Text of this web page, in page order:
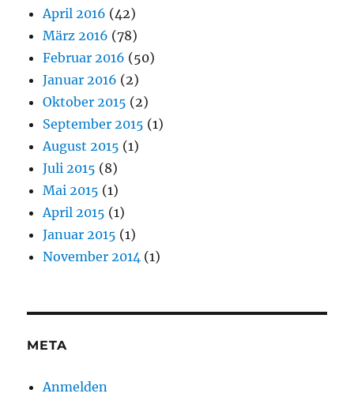
April 2016 (42)
März 2016 (78)
Februar 2016 (50)
Januar 2016 (2)
Oktober 2015 (2)
September 2015 (1)
August 2015 (1)
Juli 2015 (8)
Mai 2015 (1)
April 2015 (1)
Januar 2015 (1)
November 2014 (1)
META
Anmelden